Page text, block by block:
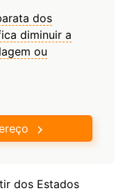
dos
diminuir a
ou
dos Estados